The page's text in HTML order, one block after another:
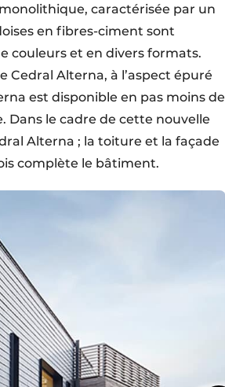
caractérisée par un
en fibres-ciment sont
couleurs et en divers formats.
Cedral Alterna, à l’aspect épuré
est disponible en pas moins de
Dans le cadre de cette nouvelle
Alterna ; la toiture et la façade
complète le bâtiment.